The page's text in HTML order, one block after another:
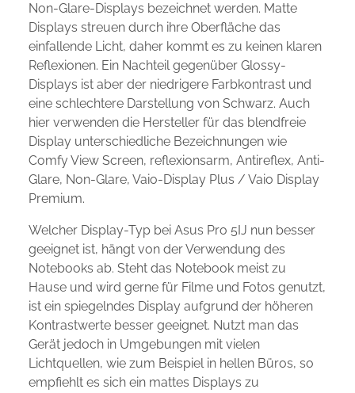
Non-Glare-Displays bezeichnet werden. Matte
Displays streuen durch ihre Oberfläche das
einfallende Licht, daher kommt es zu keinen klaren
Reflexionen. Ein Nachteil gegenüber Glossy-
Displays ist aber der niedrigere Farbkontrast und
eine schlechtere Darstellung von Schwarz. Auch
hier verwenden die Hersteller für das blendfreie
Display unterschiedliche Bezeichnungen wie
Comfy View Screen, reflexionsarm, Antireflex, Anti-
Glare, Non-Glare, Vaio-Display Plus / Vaio Display
Premium.
Welcher Display-Typ bei Asus Pro 5IJ nun besser
geeignet ist, hängt von der Verwendung des
Notebooks ab. Steht das Notebook meist zu
Hause und wird gerne für Filme und Fotos genutzt,
ist ein spiegelndes Display aufgrund der höheren
Kontrastwerte besser geeignet. Nutzt man das
Gerät jedoch in Umgebungen mit vielen
Lichtquellen, wie zum Beispiel in hellen Büros, so
empfiehlt es sich ein mattes Displays zu